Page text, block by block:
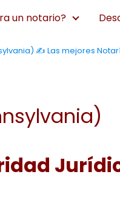
un notario?
✍️ Las mejores